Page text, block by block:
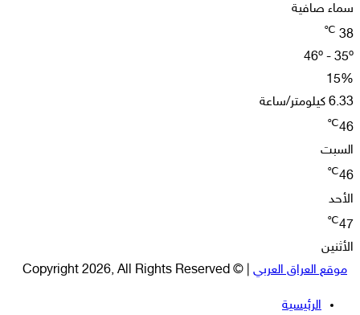
سماء صافية
38
℃
46º - 35º
15%
6.33 كيلومتر/ساعة
46
℃
السبت
46
℃
الأحد
47
℃
الأثنين
موقع العراق العربي | © Copyright 2026, All Rights Reserved
الرئيسية